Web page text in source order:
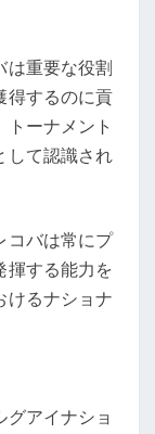
は重要な役割
得するのに貢
ーナメント
して認識され
コバは常にプ
揮する能力を
けるナショナ
グアイナショ